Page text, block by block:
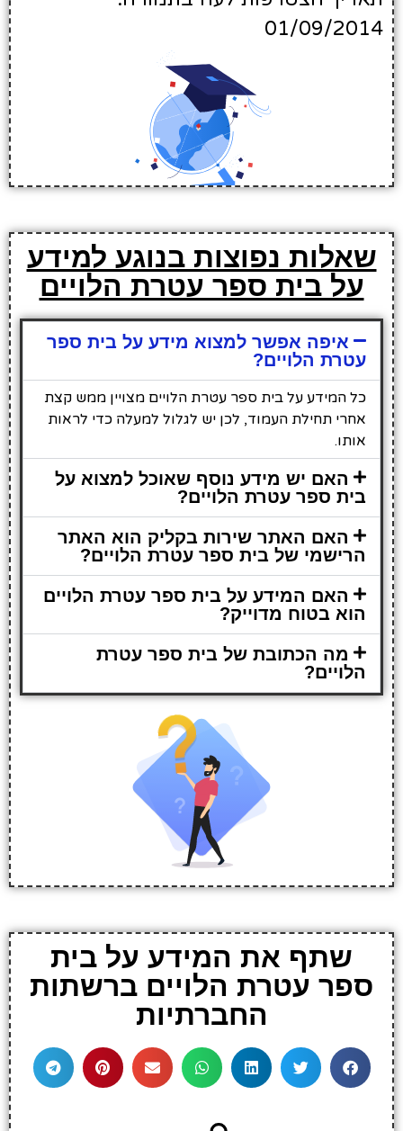
01/09/2014
שאלות נפוצות בנוגע למידע
על בית ספר עטרת הלויים
איפה אפשר למצוא מידע על בית ספר
עטרת הלויים?
כל המידע על בית ספר עטרת הלויים מצויין ממש קצת
אחרי תחילת העמוד, לכן יש לגלול למעלה כדי לראות
אותו.
האם יש מידע נוסף שאוכל למצוא על
בית ספר עטרת הלויים?
האם האתר שירות בקליק הוא האתר
הרישמי של בית ספר עטרת הלויים?
האם המידע על בית ספר עטרת הלויים
הוא בטוח מדוייק?
מה הכתובת של בית ספר עטרת
הלויים?
שתף את המידע על בית
ספר עטרת הלויים ברשתות
החברתיות